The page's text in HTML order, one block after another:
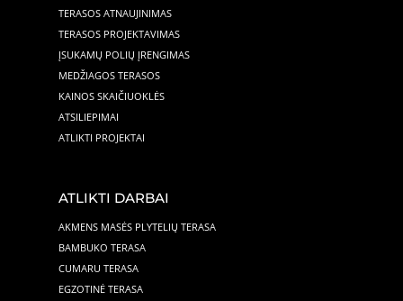
TERASOS ATNAUJINIMAS
TERASOS PROJEKTAVIMAS
ĮSUKAMŲ POLIŲ ĮRENGIMAS
MEDŽIAGOS TERASOS
KAINOS SKAIČIUOKLĖS
ATSILIEPIMAI
ATLIKTI PROJEKTAI
ATLIKTI DARBAI
AKMENS MASĖS PLYTELIŲ TERASA
BAMBUKO TERASA
CUMARU TERASA
EGZOTINĖ TERASA